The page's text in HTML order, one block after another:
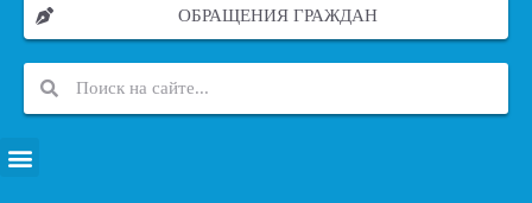
ОБРАЩЕНИЯ ГРАЖДАН